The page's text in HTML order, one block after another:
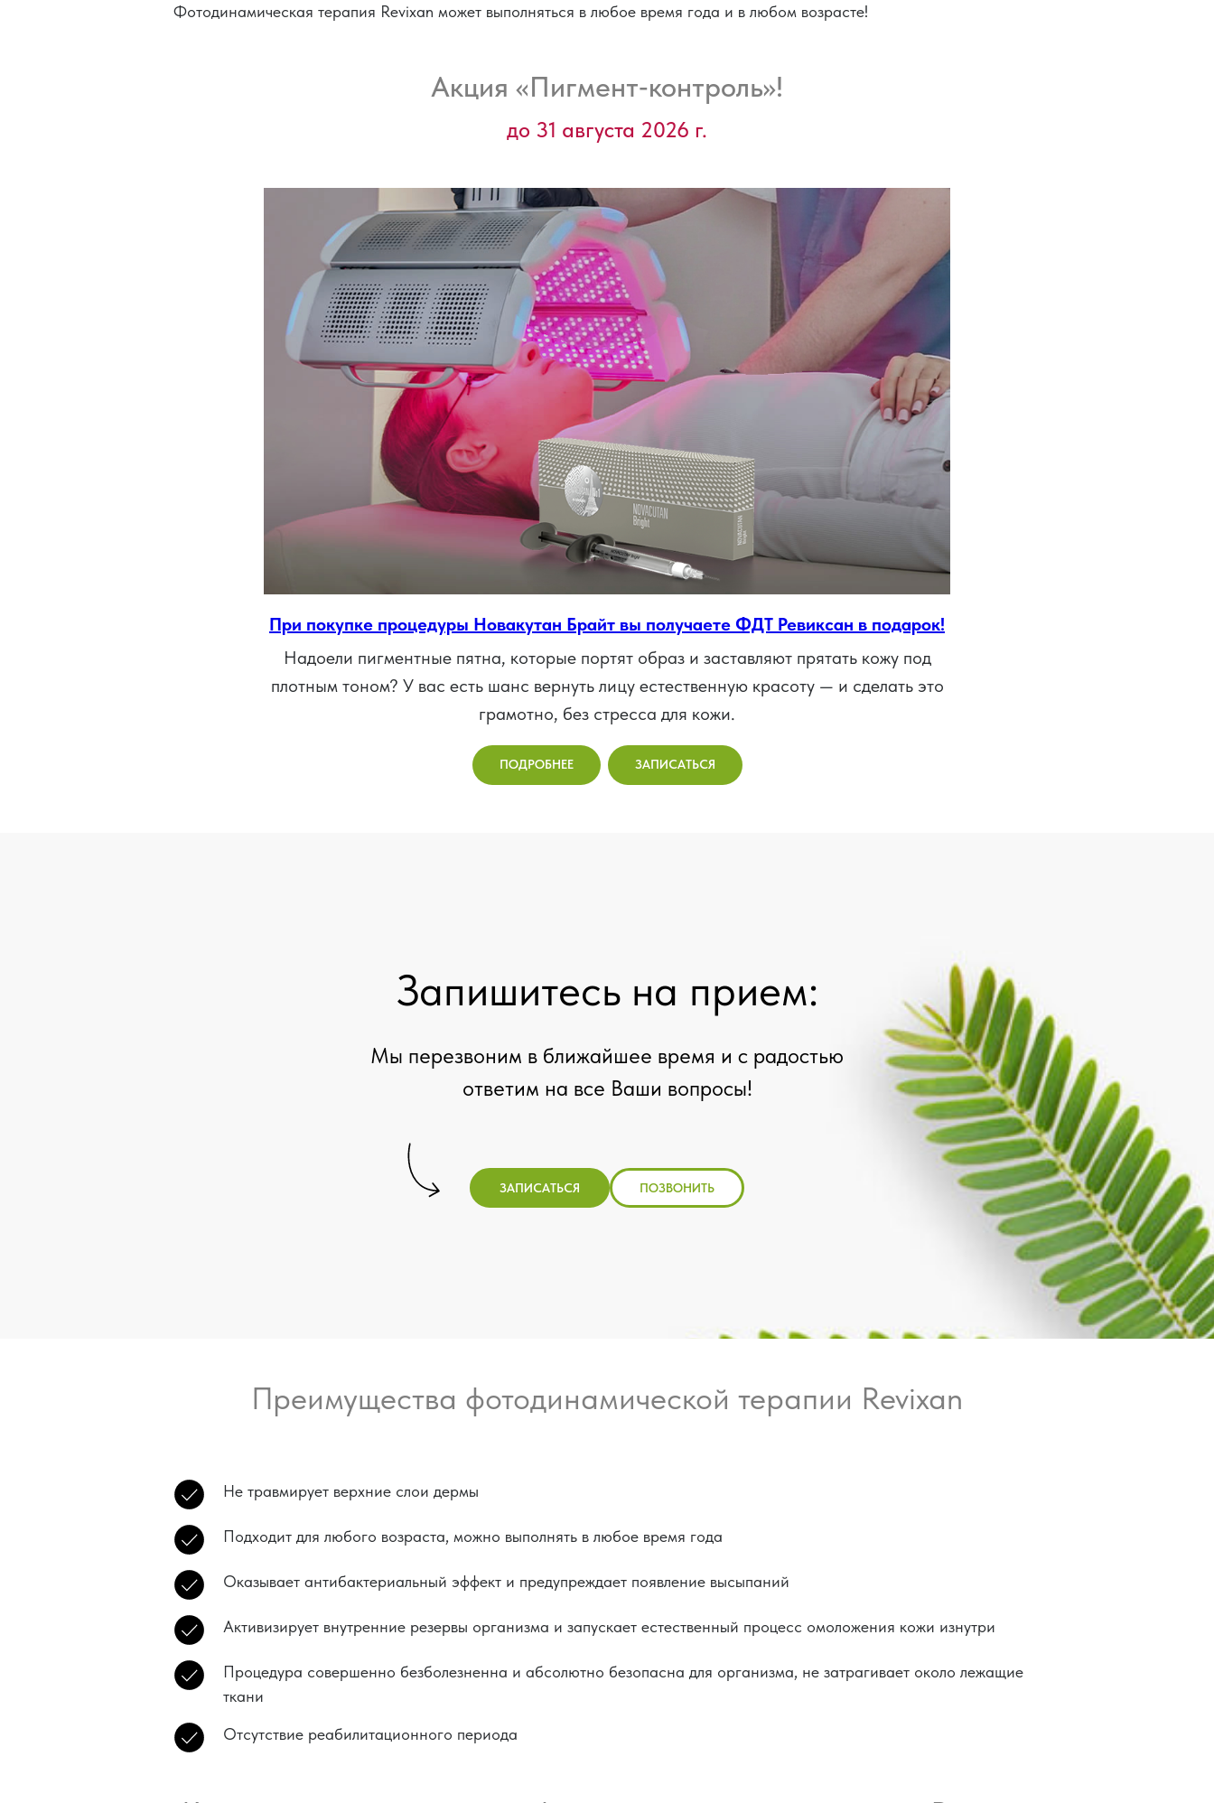
Фотодинамическая терапия Revixan может выполняться в любое время года и в любом возрасте!
Акция «Пигмент‑контроль»!
до 31 августа 2026 г.
При покупке процедуры Новакутан Брайт вы получаете ФДТ Ревиксан в подарок!
Надоели пигментные пятна, которые портят образ и заставляют прятать кожу под
плотным тоном? У вас есть шанс вернуть лицу естественную красоту — и сделать это
грамотно, без стресса для кожи.
ПОДРОБНЕЕ ЗАПИСАТЬСЯ
Запишитесь на прием:
Мы перезвоним в ближайшее время и с радостью
ответим на все Ваши вопросы!
ЗАПИСАТЬСЯ ПОЗВОНИТЬ
Преимущества фотодинамической терапии Revixan
Не травмирует верхние слои дермы
Подходит для любого возраста, можно выполнять в любое время года
Оказывает антибактериальный эффект и предупреждает появление высыпаний
Активизирует внутренние резервы организма и запускает естественный процесс омоложения кожи изнутри
Процедура совершенно безболезненна и абсолютно безопасна для организма, не затрагивает около лежащие
ткани
Отсутствие реабилитационного периода